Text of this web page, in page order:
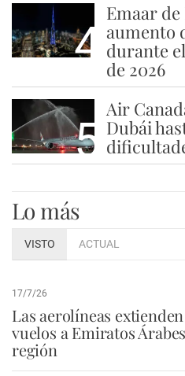
4
Emaar
aumento
durante
de 2026
5
Air
Dubái
Lo más
VISTO ACTUAL
17/7/26
Las aerolíneas
vuelos a Emiratos
región